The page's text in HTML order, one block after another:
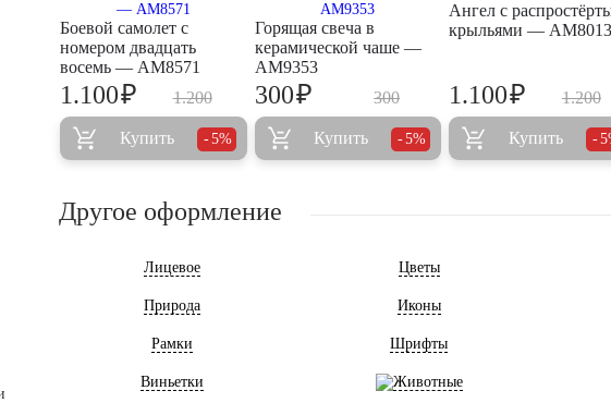
Боевой самолет с
номером двадцать
восемь — AM8571
1.200
1.100₽
Купить 5%
Горящая свеча в
керамической чаше —
AM9353
300
300₽
Купить 5%
Ангел с
крыльями — AM8013
1.200
1.100₽
Купить
Другое оформление
Лицевое Цветы
Природа Иконы
Рамки Шрифты
Виньетки Животные